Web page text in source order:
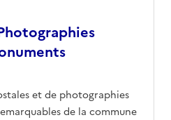
et de photographies
de la commune